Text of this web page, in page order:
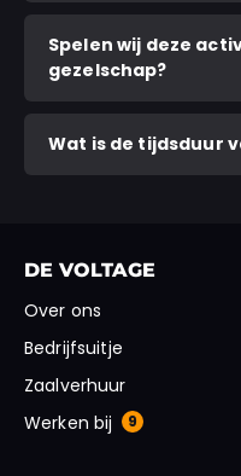
Spelen wij deze
gezelschap?
Wat is de tijdsduur
DE VOLTAGE
Over ons
Bedrijfsuitje
Zaalverhuur
Werken bij
9